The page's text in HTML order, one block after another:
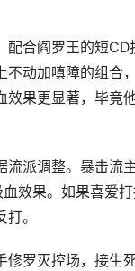
合阎罗王的短
动加嗔障的组合
果更显著，毕竟
派调整。暴击流
效果。如果喜爱
。
罗灭控场，接生